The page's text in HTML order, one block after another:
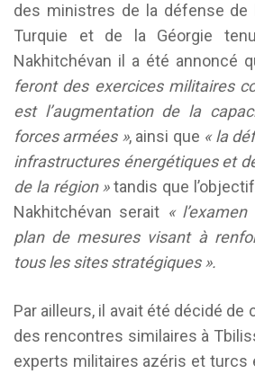
des ministres de la défense de
Turquie et de la Géorgie
Nakhitchévan il a été annoncé
feront des exercices militaires
est l’augmentation de la
forces armées », ainsi que « la
infrastructures énergétiques et
de la région »tandis que
Nakhitchévan serait «
plan de mesures visant à
tous les sites stratégiques ».
Par ailleurs, il avait été décidé de
des rencontres similaires à
experts militaires azéris et turcs